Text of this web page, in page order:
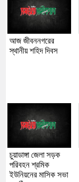
আজ জীবননগরের
স্থানীয় শহিদ দিবস
চুয়াডাঙ্গা জেলা সড়ক
পরিবহন শ্রমিক
ইউনিয়নের মাসিক সভা